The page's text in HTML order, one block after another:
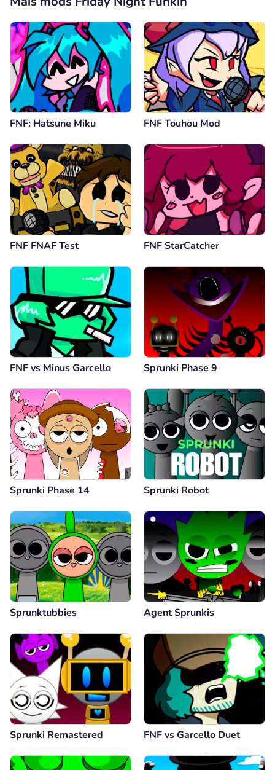
FNF: Hatsune Miku FNF Touhou Mod
FNF FNAF Test FNF StarCatcher
FNF vs Minus Garcello Sprunki Phase 9
Sprunki Phase 14 Sprunki Robot
Sprunktubbies Agent Sprunkis
Sprunki Remastered FNF vs Garcello Duet